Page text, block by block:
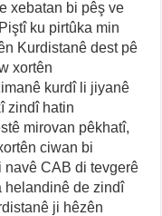
xebatan bi pêş ve
ku pirtûka min
Kurdistanê dest pê
xortên
kurdî li jiyanê
zindî hatin
mirovan pêkhatî,
ciwan bi
navê CAB di tevgerê
helandinê de zindî
ji hêzên